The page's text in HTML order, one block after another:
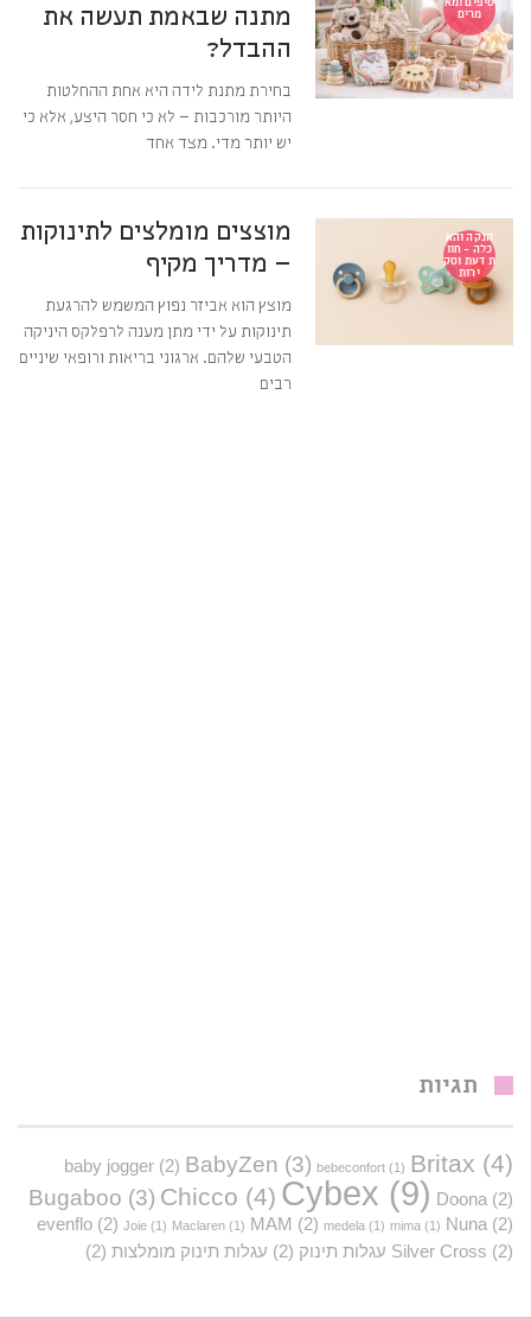
טיפים ומא
מרים
מתנה שבאמת תעשה את
ההבדל?
בחירת מתנת לידה היא אחת ההחלטות
היותר מורכבות – לא כי חסר היצע, אלא כי
יש יותר מדי. מצד אחד
הנקה והא
כלה - חוו
ת דעת וסק
ירות
מוצצים מומלצים לתינוקות
– מדריך מקיף
מוצץ הוא אביזר נפוץ המשמש להרגעת
תינוקות על ידי מתן מענה לרפלקס היניקה
הטבעי שלהם. ארגוני בריאות ורופאי שיניים
רבים
תגיות
baby jogger (2) BabyZen (3) bebeconfort (1) Britax (4)
Bugaboo (3) Chicco (4) Cybex (9) Doona (2)
evenflo (2) Joie (1) Maclaren (1) MAM (2) medela (1) mima (1) Nuna (2)
Silver Cross (2) עגלות תינוק (2) עגלות תינוק מומלצות (2)